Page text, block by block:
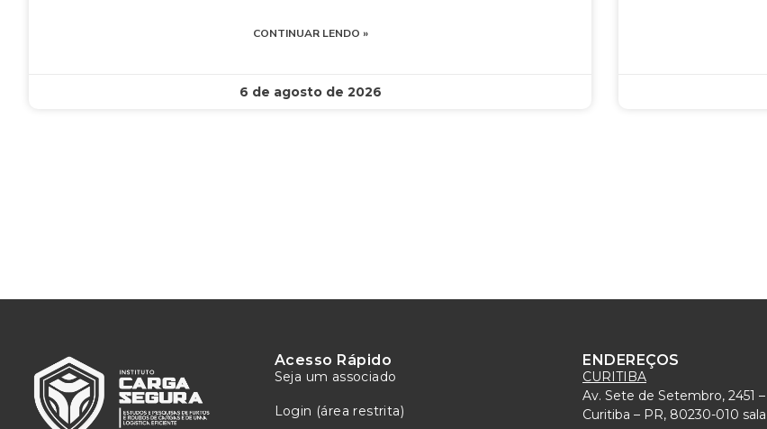
CONTINUAR LENDO »
6 de agosto de 2026
Acesso Rápido
Seja um associado
Login (área restrita)
ENDEREÇOS
CURITIBA
Av. Sete de Setembro, 2451
Curitiba – PR, 80230-010